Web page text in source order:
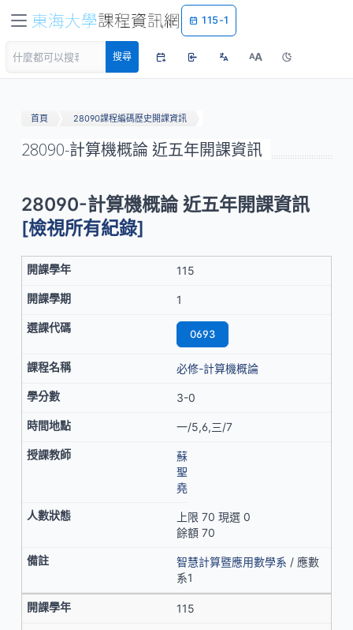
115-1
搜尋 AA
首頁 28090課程編碼歷史開課資訊
28090-計算機概論 近五年開課資訊
28090-計算機概論 近五年開課資訊
[檢視所有紀錄]
115
1
0693
必修-計算機概論
3-0
一/5,6,三/7
蘇
聖
堯
上限 70 現選 0
餘額 70
智慧計算暨應用數學系 / 應數
系1
115